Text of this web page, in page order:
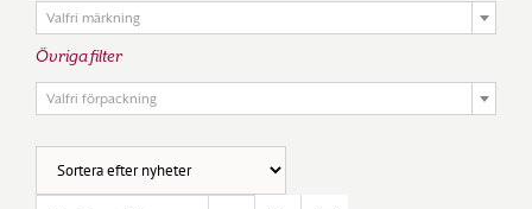
Valfri märkning
Övriga filter
Valfri förpackning